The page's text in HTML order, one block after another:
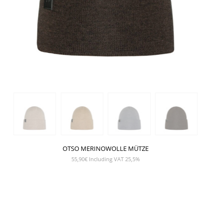
OTSO MERINOWOLLE MÜTZE
55,90€ Including VAT 25,5%